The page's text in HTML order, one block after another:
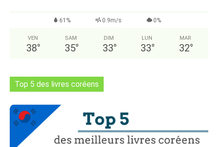
61% 0.9m/s 0%
VEN
38°
SAM
35°
DIM
33°
LUN
33°
MAR
32°
Top 5 des livres coréens